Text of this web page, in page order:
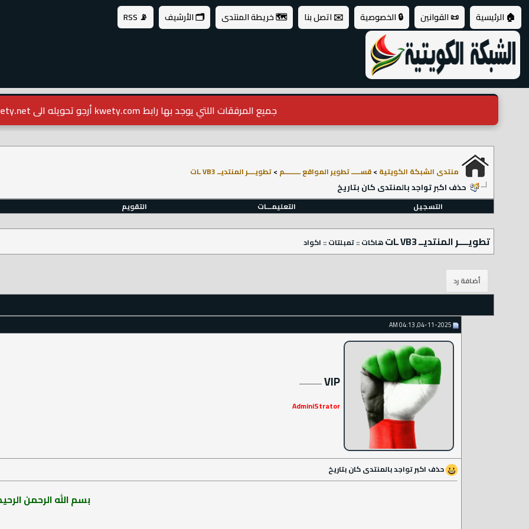
🏠 الرئيسية 📜 القوانين 🔒 الخصوصية ✉️ اتصل بنا 🗺️ خريطة المنتدى 🗂️ الأرشيف 📡 RSS
جميع المرفقات اللتي يوجد بها رابط kwety.com أرجو تحويله الى kwety.net
منتدى الشبكة الكويتية >قســـــ تطوير المواقع ـــــــــم >تطويــــر المنتديــ VB3 ـات
حذف اكبر تواجد بالمنتدى كان بتاريخ
التسجيل
التعليمـــات التقويم
تطويــــر المنتديــ VB3 ـات هاكات :: تمبلتات :: اكواد
VIP
AdminiStrator
حذف اكبر تواجد بالمنتدى كان بتاريخ
بسم الله الرحمن